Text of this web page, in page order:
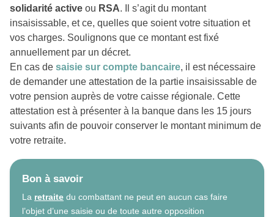
solidarité active ou RSA. Il s’agit du montant
insaisissable, et ce, quelles que soient votre situation et
vos charges. Soulignons que ce montant est fixé
annuellement par un décret.
En cas de saisie sur compte bancaire, il est nécessaire
de demander une attestation de la partie insaisissable de
votre pension auprès de votre caisse régionale. Cette
attestation est à présenter à la banque dans les 15 jours
suivants afin de pouvoir conserver le montant minimum de
votre retraite.
Bon à savoir
La retraite du combattant ne peut en aucun cas faire
l’objet d’une saisie ou de toute autre opposition